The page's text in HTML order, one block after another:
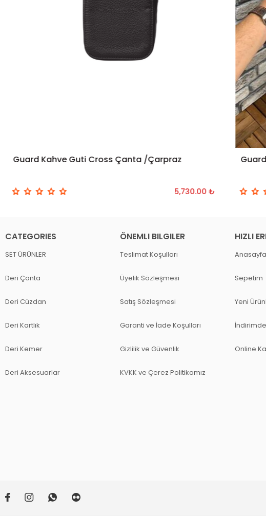
ADD TO CART
Guard Kahve Guti Cross Çanta /Çarpraz
5,730.00 ₺
CATEGORIES
SET ÜRÜNLER
Deri Çanta
Deri Cüzdan
Deri Kartlık
Deri Kemer
Deri Aksesuarlar
ÖNEMLI BILGILER
Teslimat Koşulları
Üyelik Sözleşmesi
Satış Sözleşmesi
Garanti ve İade Koşulları
Gizlilik ve Güvenlik
KVKK ve Çerez Politikamız
HIZLI
Anasayfa
Sepetim
Yeni
Online